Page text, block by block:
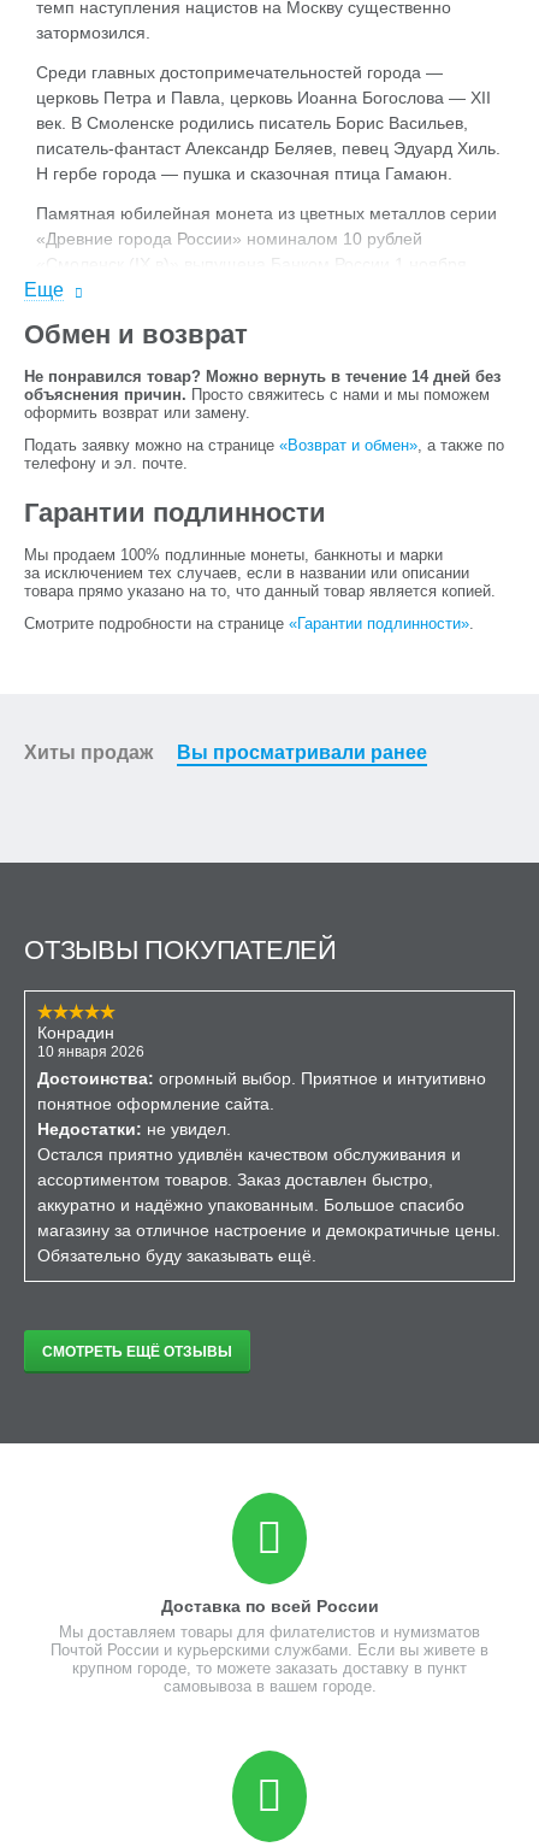
темп наступления нацистов на Москву существенно
затормозился.
Среди главных достопримечательностей города —
церковь Петра и Павла, церковь Иоанна Богослова — XII
век. В Смоленске родились писатель Борис Васильев,
писатель-фантаст Александр Беляев, певец Эдуард Хиль.
Н гербе города — пушка и сказочная птица Гамаюн.
Памятная юбилейная монета из цветных металлов серии
«Древние города России» номиналом 10 рублей
«Смоленск (IX в)» выпущена Банком России 1 ноября
2008 года.
Еще
Обмен и возврат
Не понравился товар? Можно вернуть в течение 14 дней без
объяснения причин. Просто свяжитесь с нами и мы поможем
оформить возврат или замену.
Подать заявку можно на странице «Возврат и обмен», а также по
телефону и эл. почте.
Гарантии подлинности
Мы продаем 100% подлинные монеты, банкноты и марки
за исключением тех случаев, если в названии или описании
товара прямо указано на то, что данный товар является копией.
Смотрите подробности на странице «Гарантии подлинности».
Хиты продаж Вы просматривали ранее
ОТЗЫВЫ ПОКУПАТЕЛЕЙ
Конрадин
10 января 2026
Достоинства: огромный выбор. Приятное и интуитивно
понятное оформление сайта.
Недостатки: не увидел.
Остался приятно удивлён качеством обслуживания и
ассортиментом товаров. Заказ доставлен быстро,
аккуратно и надёжно упакованным. Большое спасибо
магазину за отличное настроение и демократичные цены.
Обязательно буду заказывать ещё.
СМОТРЕТЬ ЕЩЁ ОТЗЫВЫ
Доставка по всей России
Мы доставляем товары для филателистов и нумизматов
Почтой России и курьерскими службами. Если вы живете в
крупном городе, то можете заказать доставку в пункт
самовывоза в вашем городе.